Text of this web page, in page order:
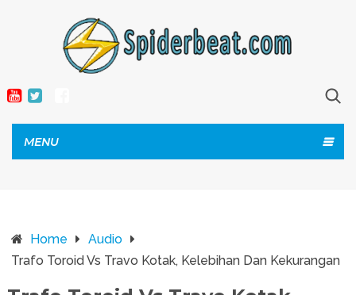
MENU
Home
Audio
Trafo Toroid Vs Travo Kotak, Kelebihan Dan Kekurangan